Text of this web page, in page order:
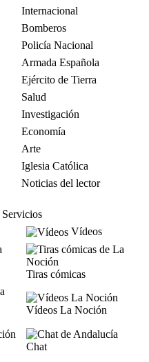
Internacional
Bomberos
Policía Nacional
Armada Española
Ejército de Tierra
Salud
Investigación
Economía
Arte
Iglesia Católica
Noticias del lector
Servicios
Vídeos
Tiras cómicas
Vídeos La Noción
Chat